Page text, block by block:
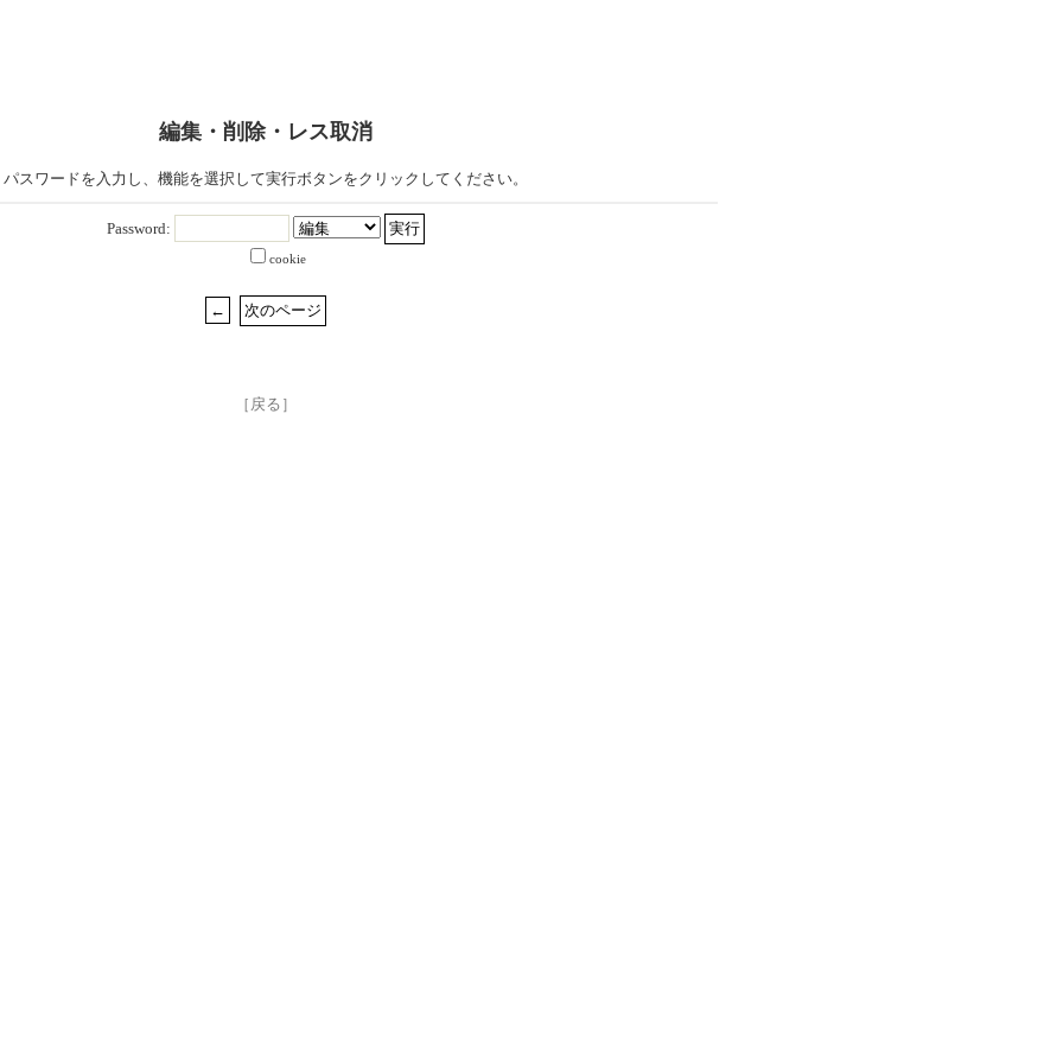
編集・削除・レス取消
パスワードを入力し、機能を選択して実行ボタンをクリックしてください。
Password:
cookie
［戻る］